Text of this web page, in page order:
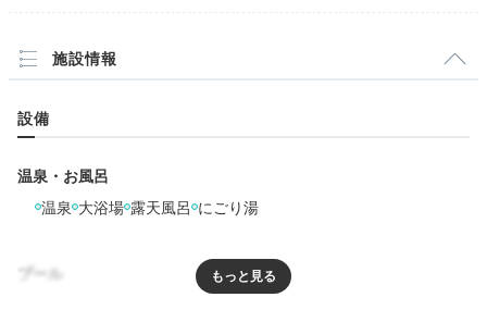
中庭
ひと息ついたら13000坪もある館内を散策。有形指定文
化財の史跡や石塔がある回遊式庭園、茅葺きの茶室、檜
東山魁夷の木版や、人間国宝の清水卯一の陶芸など美術
品も点在。
施設情報
設備
温泉・お風呂
温泉 大浴場 露天風呂 にごり湯
プール